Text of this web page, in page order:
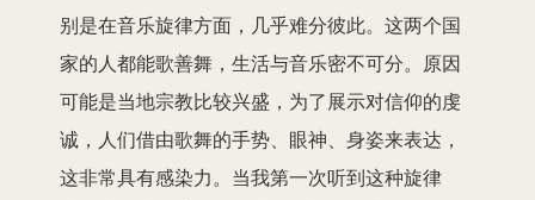
别是在音乐旋律方面，几乎难分彼此。这两个国
家的人都能歌善舞，生活与音乐密不可分。原因
可能是当地宗教比较兴盛，为了展示对信仰的虔
诚，人们借由歌舞的手势、眼神、身姿来表达，
这非常具有感染力。当我第一次听到这种旋律